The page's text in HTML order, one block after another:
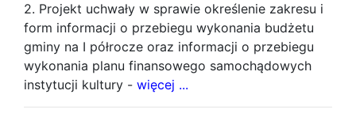
2. Projekt uchwały w sprawie określenie zakresu i
form informacji o przebiegu wykonania budżetu
gminy na I półrocze oraz informacji o przebiegu
wykonania planu finansowego samochądowych
instytucji kultury - więcej ...